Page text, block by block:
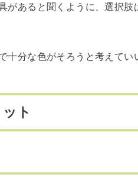
あると聞くように、選択肢
分な色がそろうと考えてい
ト